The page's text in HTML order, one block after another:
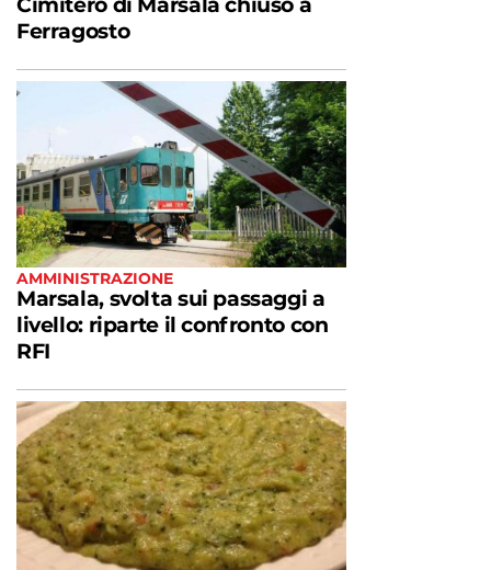
Cimitero di Marsala chiuso a
Ferragosto
AMMINISTRAZIONE
Marsala, svolta sui passaggi a
livello: riparte il confronto con
RFI